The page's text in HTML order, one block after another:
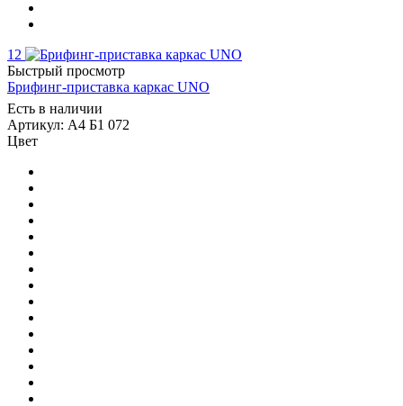
12
Быстрый просмотр
Брифинг-приставка каркас UNO
Есть в наличии
Артикул: А4 Б1 072
Цвет